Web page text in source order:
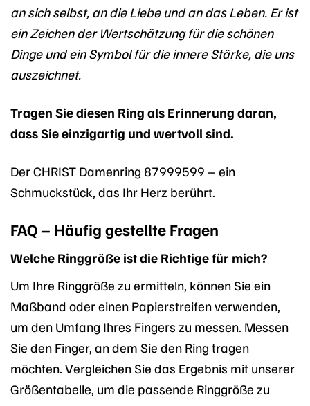
an sich selbst, an die Liebe und an das Leben. Er ist
ein Zeichen der Wertschätzung für die schönen
Dinge und ein Symbol für die innere Stärke, die uns
auszeichnet.
Tragen Sie diesen Ring als Erinnerung daran,
dass Sie einzigartig und wertvoll sind.
Der CHRIST Damenring 87999599 – ein
Schmuckstück, das Ihr Herz berührt.
FAQ – Häufig gestellte Fragen
Welche Ringgröße ist die Richtige für mich?
Um Ihre Ringgröße zu ermitteln, können Sie ein
Maßband oder einen Papierstreifen verwenden,
um den Umfang Ihres Fingers zu messen. Messen
Sie den Finger, an dem Sie den Ring tragen
möchten. Vergleichen Sie das Ergebnis mit unserer
Größentabelle, um die passende Ringgröße zu